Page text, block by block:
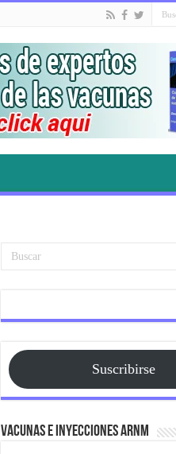
Suscribirse
Vacunas e Inyecciones ARNm